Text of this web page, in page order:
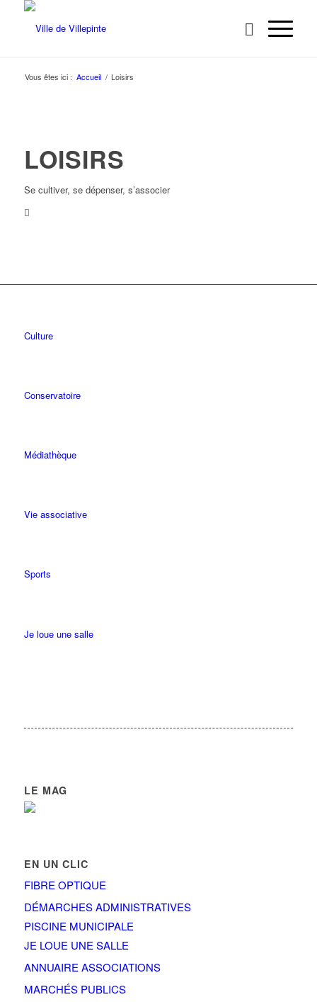
Vous êtes ici : Accueil / Loisirs
LOISIRS
Se cultiver, se dépenser, s’associer
Culture
Conservatoire
Médiathèque
Vie associative
Sports
Je loue une salle
LE MAG
EN UN CLIC
FIBRE OPTIQUE
DÉMARCHES ADMINISTRATIVES
PISCINE MUNICIPALE
JE LOUE UNE SALLE
ANNUAIRE ASSOCIATIONS
MARCHÉS PUBLICS